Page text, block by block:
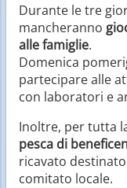
Durante le tre
mancheranno
alle famiglie.
Domenica
partecipare alle
con laboratori e
Inoltre, per tutta
pesca di
ricavato
comitato locale.